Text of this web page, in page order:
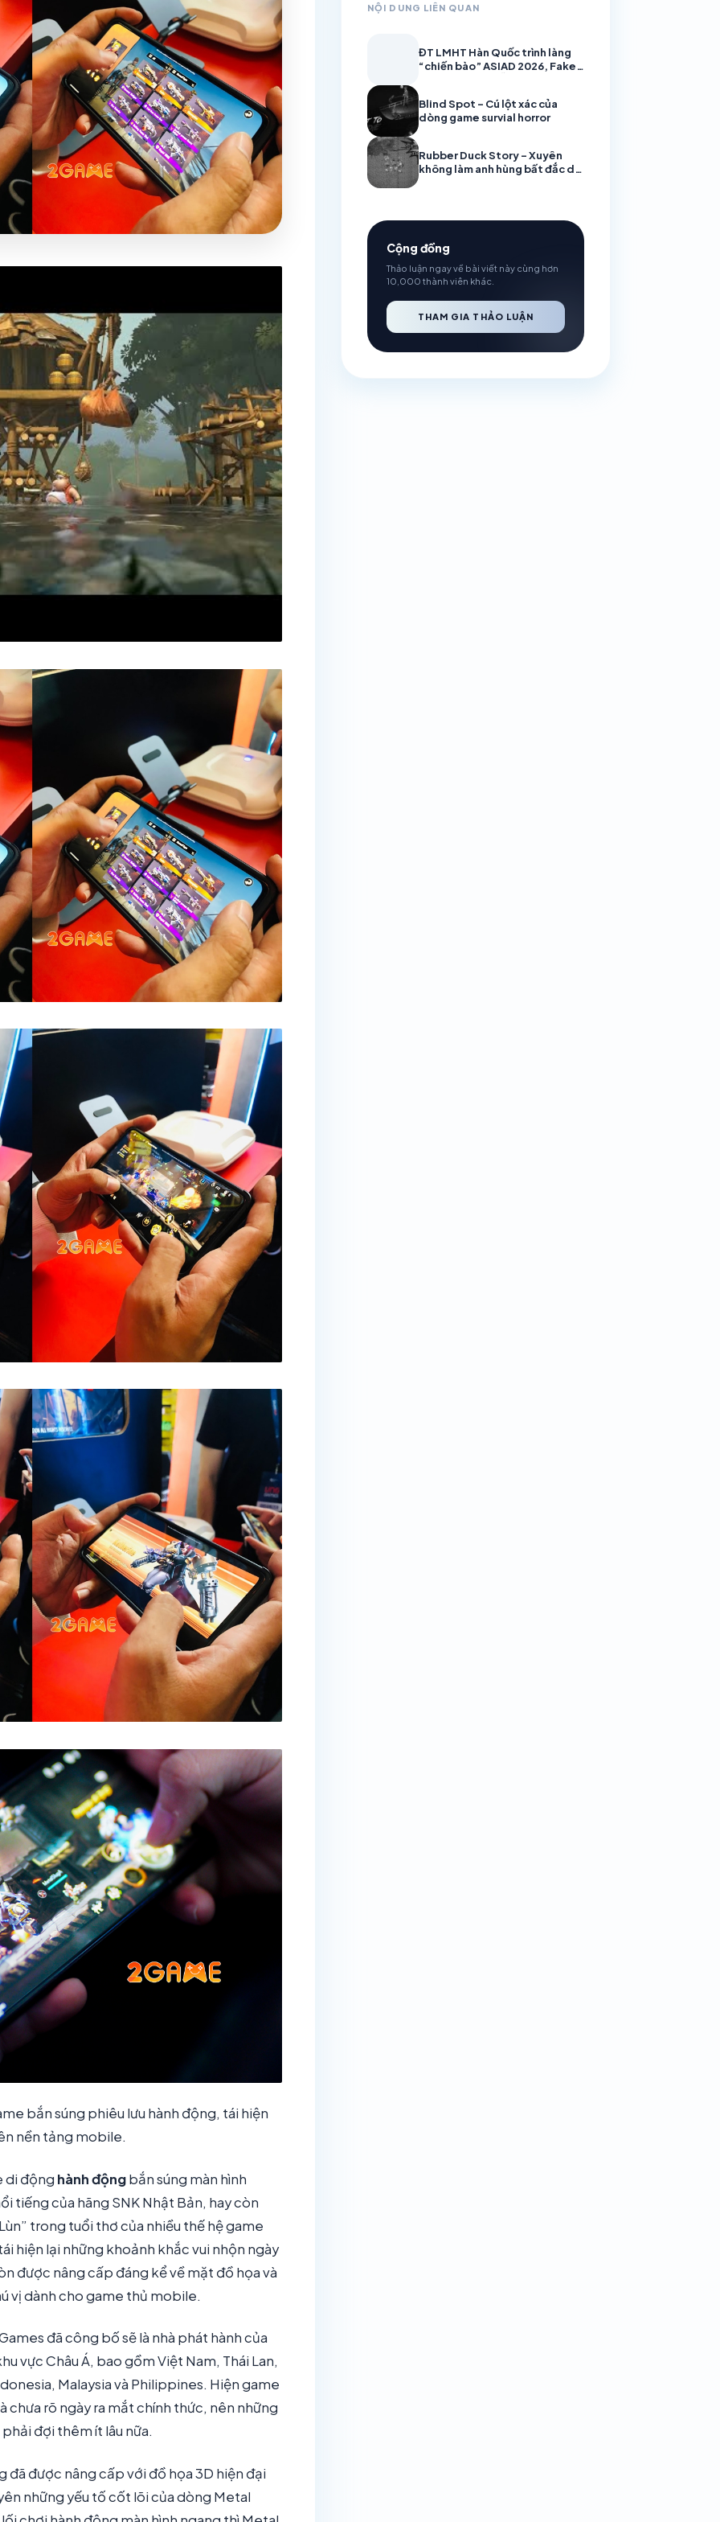
bắn súng phiêu lưu hành động, tái hiện
nền tảng mobile.
di động hành độngbắn súng màn hình
tiếng của hãng SNK Nhật Bản, hay còn
trong tuổi thơ của nhiều thế hệ game
hiện lại những khoảnh khắc vui nhộn ngày
được nâng cấp đáng kể về mặt đồ họa và
vị dành cho game thủ mobile.
đã công bố sẽ là nhà phát hành của
vực Châu Á, bao gồm Việt Nam, Thái Lan,
Malaysia và Philippines. Hiện game
chưa rõ ngày ra mắt chính thức, nên những
đợi thêm ít lâu nữa.
đã được nâng cấp với đồ họa 3D hiện đại
những yếu tố cốt lõi của dòng Metal
NỘI DUNG LIÊN QUAN
ĐT LMHT Hàn Quốc trình làng
“chiến bào” ASIAD 2026, Faker
Blind Spot – Cú lột xác của
dòng game survial horror
Rubber Duck Story – Xuyên
không làm anh hùng bất đắc dĩ
Cộng đồng
Thảo luận ngay về bài viết này cùng hơn
10,000 thành viên khác.
THAM GIA THẢO LUẬN